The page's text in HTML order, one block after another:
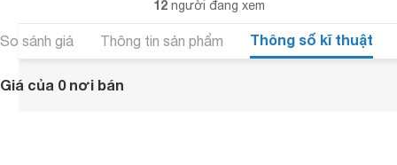
12 người đang xem
So sánh giá Thông tin sản phẩm Thông số kĩ thuật
Giá của 0 nơi bán